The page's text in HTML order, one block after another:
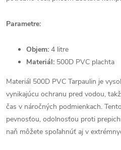
Parametre:
Objem: 4 litre
Materiál: 500D PVC plachta
Materiál 500D PVC Tarpaulin je
vynikajúcu ochranu pred vodou,
čas v náročných podmienkach.
pevnosťou, odolnosťou proti
naň môžete spoľahnúť aj v